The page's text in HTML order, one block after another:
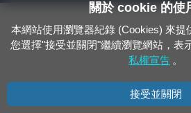
關於 cookie 的使
本網站使用瀏覽器紀錄 (Cookies) 來提
您選擇"接受並關閉"繼續瀏覽網站，表
私權宣告 。
接受並關閉